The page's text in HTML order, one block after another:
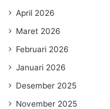
April 2026
Maret 2026
Februari 2026
Januari 2026
Desember 2025
November 2025